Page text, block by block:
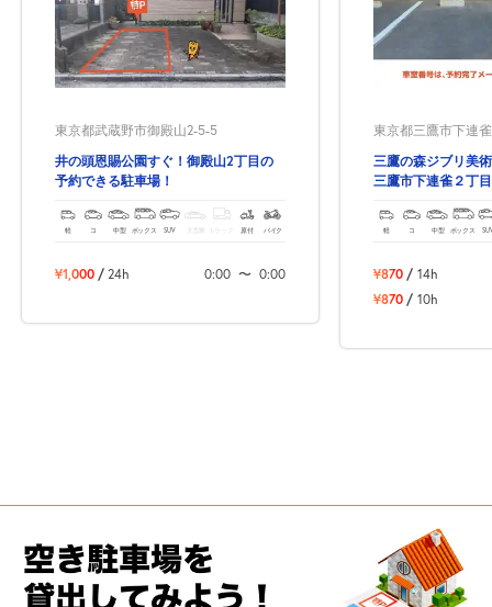
東京都武蔵野市御殿山2-5-5
井の頭恩賜公園すぐ！御殿山2丁目の
予約できる駐車場！
軽 コ 中型 ボックス SUV 大型車 トラック 原付 バイク
¥1,000 / 24h 0:00 〜 0:00
東京都三鷹市下連
三鷹の森ジブリ美
三鷹市下連雀２丁
軽 コ 中型 ボックス
¥870 / 14h
¥870 / 10h